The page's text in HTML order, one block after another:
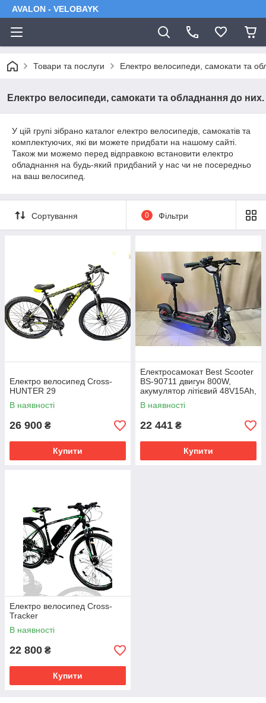
AVALON - VELOBAYK
Товари та послуги Електро велосипеди, самокати та
Електро велосипеди, самокати та обладнання до них.
У цій групі зібрано каталог електро велосипедів, самокатів та
комплектуючих, які ви можете придбати на нашому сайті.
Також ми можемо перед відправкою встановити електро
обладнання на будь-який придбаний у нас чи не посередньо
на ваш велосипед.
Сортування 0 Фільтри
Електро велосипед Cross-
HUNTER 29
В наявності
26 900 ₴
Купити
Електросамокат Best Scooter
BS-90711 двигун 800W,
акумулятор літієвий 48V15Ah,
з сидінням, чорно-червоний
В наявності
22 441 ₴
Купити
Електро велосипед Cross-
Tracker
В наявності
22 800 ₴
Купити